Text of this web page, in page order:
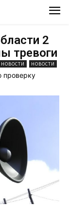
2
тревоги
НОВОСТИ
проверку